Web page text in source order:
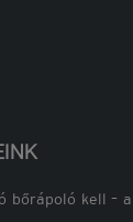
bőrápoló kell –